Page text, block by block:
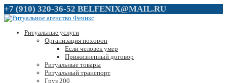
+7 (910) 320-36-52 BELFENIX@MAIL.RU
Ритуальные услуги
Организация похорон
Если человек умер
Прижизненный договор
Ритуальные товары
Ритуальный транспорт
Груз 200